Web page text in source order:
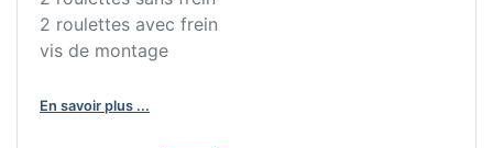
2 roulettes avec frein
vis de montage
En savoir plus ...